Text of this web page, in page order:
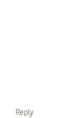
Reply